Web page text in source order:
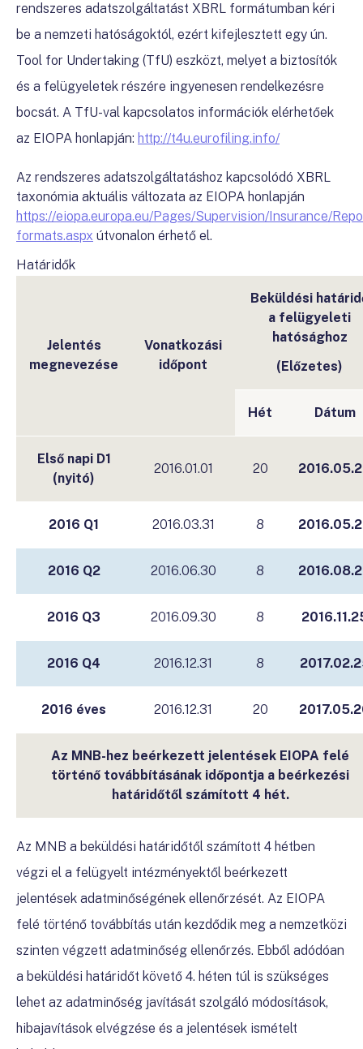
rendszeres adatszolgáltatást XBRL formátumban kéri
be a nemzeti hatóságoktól, ezért kifejlesztett egy ún.
Tool for Undertaking (TfU) eszközt, melyet a biztosítók
és a felügyeletek részére ingyenesen rendelkezésre
bocsát. A TfU-val kapcsolatos információk elérhetőek
az EIOPA honlapján: http://t4u.eurofiling.info/
Az rendszeres adatszolgáltatáshoz kapcsolódó XBRL
taxonómia aktuális változata az EIOPA honlapján
https://eiopa.europa.eu/Pages/Supervision/Insurance/
formats.aspx útvonalon érhető el.
Határidők
Jelentés
megnevezése
Vonatkozási
időpont
Beküldési
a felügyeleti
hatósághoz
(Előzetes)
Hét Dátum
Első napi D1
(nyitó)
2016.01.01 20
2016 Q1 2016.03.31 8
2016 Q2 2016.06.30 8
2016 Q3 2016.09.30 8
2016 Q4 2016.12.31 8
2016 éves 2016.12.31 20
Az MNB-hez beérkezett jelentések EIOPA felé
történő továbbításának időpontja a beérkezési
határidőtől számított 4 hét.
Az MNB a beküldési határidőtől számított 4 hétben
végzi el a felügyelt intézményektől beérkezett
jelentések adatminőségének ellenőrzését. Az EIOPA
felé történő továbbítás után kezdődik meg a nemzetközi
szinten végzett adatminőség ellenőrzés. Ebből adódóan
a beküldési határidőt követő 4. héten túl is szükséges
lehet az adatminőség javítását szolgáló módosítások,
hibajavítások elvégzése és a jelentések ismételt